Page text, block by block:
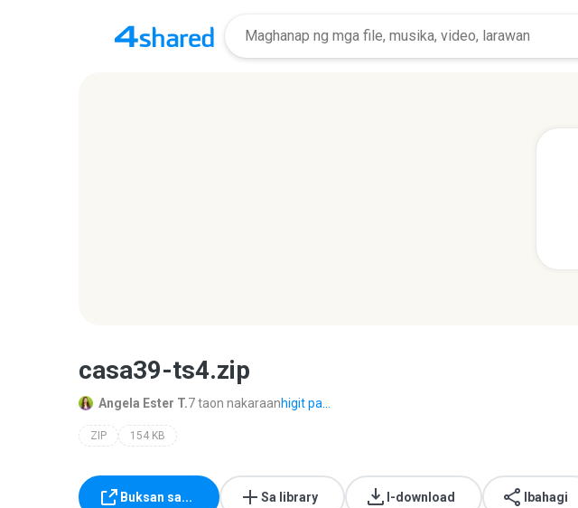
casa39-ts4.zip
Angela Ester T.7 taon nakaraanhigit pa...
ZIP 154 KB
Buksan sa... Sa library I-download Ibahagi